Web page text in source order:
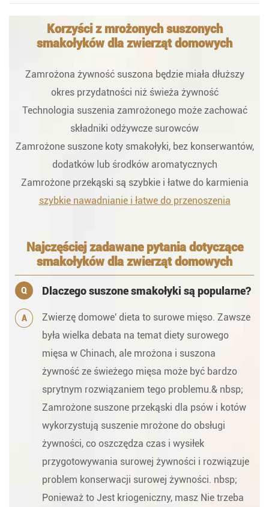
Korzyści z mrożonych suszonych
smakołyków dla zwierząt domowych
Zamrożona żywność suszona będzie miała dłuższy
okres przydatności niż świeża żywność
Technologia suszenia zamrożonego może zachować
składniki odżywcze surowców
Zamrożone suszone koty smakołyki, bez konserwantów,
dodatków lub środków aromatycznych
Zamrożone przekąski są szybkie i łatwe do karmienia
szybkie nawadnianie i łatwe do przenoszenia
Najczęściej zadawane pytania dotyczące
smakołyków dla zwierząt domowych
Q Dlaczego suszone smakołyki są popularne?
A
Zwierzę domowe' dieta to surowe mięso. Zawsze
była wielka debata na temat diety surowego
mięsa w Chinach, ale mrożona i suszona
żywność ze świeżego mięsa może być bardzo
sprytnym rozwiązaniem tego problemu.& nbsp;
Zamrożone suszone przekąski dla psów i kotów
wykorzystują suszenie mrożone do obsługi
żywności, co oszczędza czas i wysiłek
przygotowywania surowej żywności i rozwiązuje
problem konserwacji surowej żywności. nbsp;
Ponieważ to Jest kriogeniczny, masz Nie trzeba